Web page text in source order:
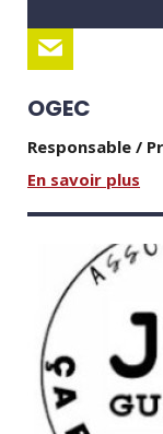
OGEC
Responsable /
En savoir plus